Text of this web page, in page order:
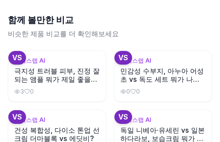
함께 볼만한 비교
비슷한 제품 비교를 더 확인해보세요
VS
뷰틱스랩 AI
극지성 트러블 피부, 진정 잘
되는 앰플 뭐가 제일 좋을
까?3 0
VS
뷰틱스랩 AI
민감성 수부지, 아누아 어성
초 vs 독도 세트 뭐가 나을
까?0 0
VS
뷰틱스랩 AI
건성 복합성, 다이소 톤업 선
크림 더마블록 vs 에딧비?
VS
뷰틱스랩 AI
독일 니베아·유세린 vs 일본
하다라보, 보습크림 뭐가 좋